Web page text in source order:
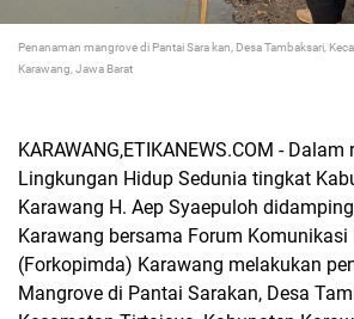
Penanaman mangrove di Pantai Sara kan, Desa Tambaksari,
Karawang, Jawa Barat
KARAWANG,ETIKANEWS.COM -
Lingkungan Hidup Sedunia tingkat
Karawang H. Aep Syaepuloh
Karawang bersama Forum Komunikasi
(Forkopimda) Karawang melakukan
Mangrove di Pantai Sarakan, Desa